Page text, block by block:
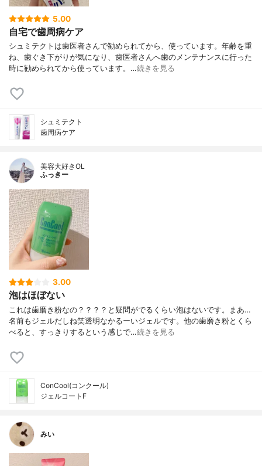
5.00
自宅で歯周病ケア
シュミテクトは歯医者さんで勧められてから、使っています。年齢を重
ね、歯ぐき下がりが気になり、歯医者さんへ歯のメンテナンスに行った
時に勧められてから使っています。…続きを見る
シュミテクト
歯周病ケア
美容大好きOL
ふっきー
3.00
泡はほぼない
これは歯磨き粉なの？？？？と疑問がでるくらい泡はないです。まあ…
名前もジェルだしね笑透明なかるーいジェルです。他の歯磨き粉とくら
べると、すっきりするという感じで…続きを見る
ConCool(コンクール)
ジェルコートF
みい